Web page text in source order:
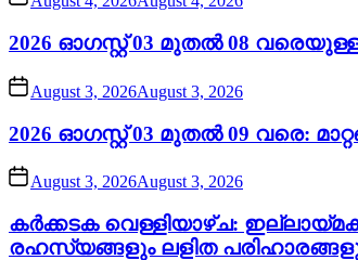
2026 ഓഗസ്റ്റ് 03 മുതൽ 08
August 3, 2026August 3, 2026
2026 ഓഗസ്റ്റ് 03 മുതൽ 09 വരെ:
August 3, 2026August 3, 2026
കർക്കടക വെള്ളിയാഴ്ച:
രഹസ്യങ്ങളും ലളിത